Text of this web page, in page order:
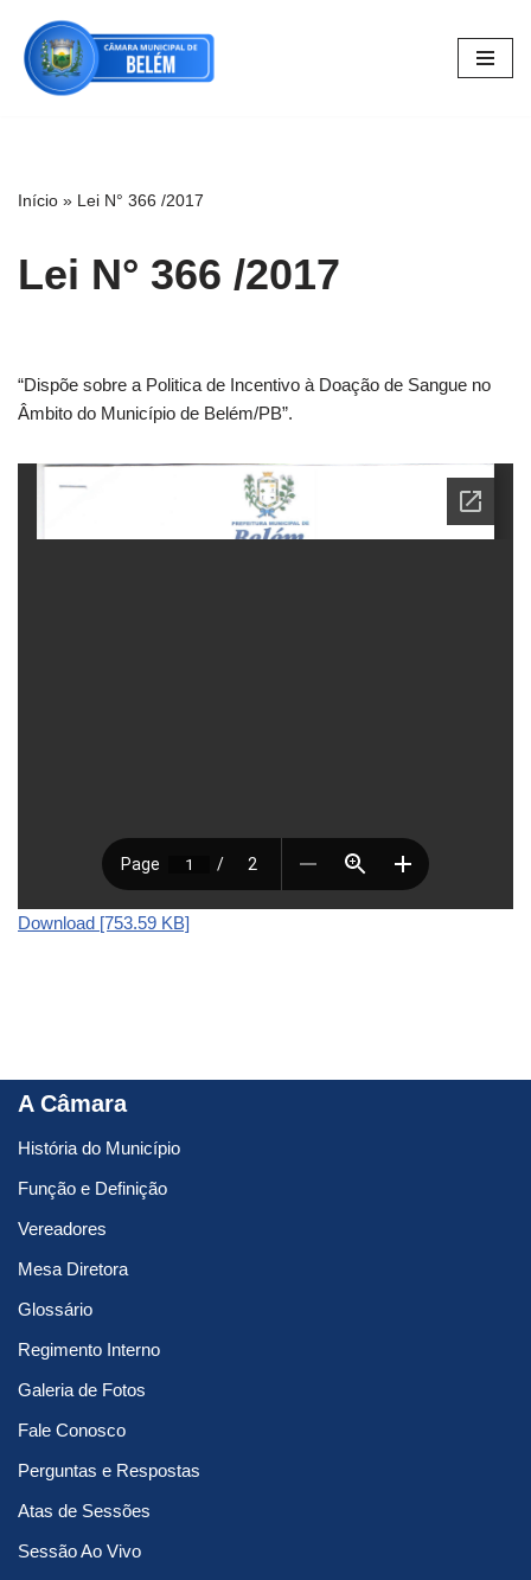
Pular
para
Início » Lei N° 366 /2017
Lei N° 366 /2017
“Dispõe sobre a Politica de Incentivo à Doação de Sangue no
Âmbito do Município de Belém/PB”.
Download [753.59 KB]
A Câmara
História do Município
Função e Definição
Vereadores
Mesa Diretora
Glossário
Regimento Interno
Galeria de Fotos
Fale Conosco
Perguntas e Respostas
Atas de Sessões
Sessão Ao Vivo